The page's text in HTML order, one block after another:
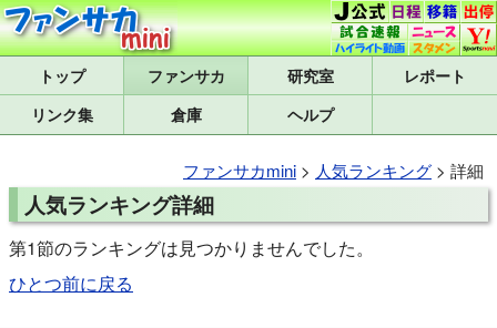
トップ 研究室
レポート
リンク集
倉庫 ヘルプ
ファンサカmini > 人気ランキング > 詳細
人気ランキング詳細
第1節のランキングは見つかりませんでした。
ひとつ前に戻る